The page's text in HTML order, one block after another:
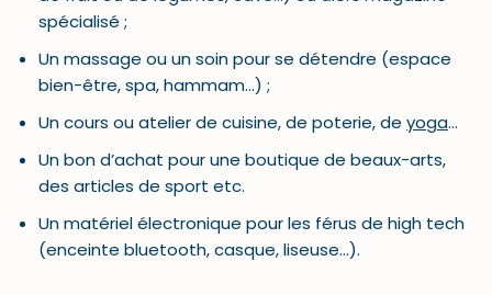
spécialisé ;
Un massage ou un soin pour se détendre (espace
bien-être, spa, hammam…) ;
Un cours ou atelier de cuisine, de poterie, de yoga…
Un bon d’achat pour une boutique de beaux-arts,
des articles de sport etc.
Un matériel électronique pour les férus de high tech
(enceinte bluetooth, casque, liseuse…).